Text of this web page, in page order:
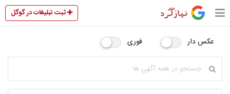
ثبت تبلیغات در گوگل
عکس دار فوری